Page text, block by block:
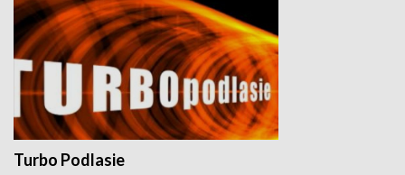
Turbo Podlasie